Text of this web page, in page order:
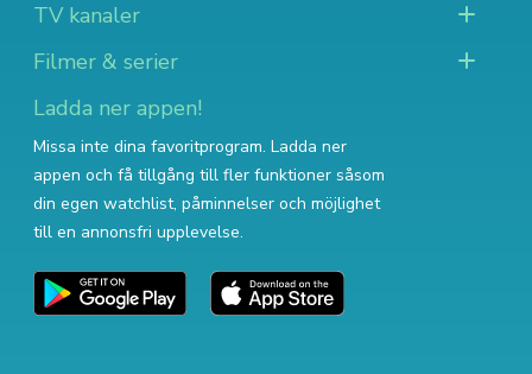
TV kanaler
Filmer & serier
Ladda ner appen!
Missa inte dina favoritprogram. Ladda ner
appen och få tillgång till fler funktioner såsom
din egen watchlist, påminnelser och möjlighet
till en annonsfri upplevelse.